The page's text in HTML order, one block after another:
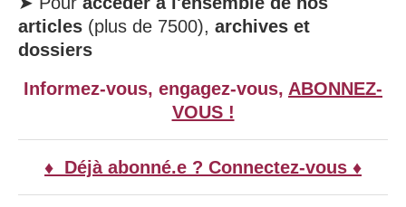
articles (plus de 7500), archives et
dossiers
Informez-vous, engagez-vous, ABONNEZ-
VOUS !
♦ Déjà abonné.e ? Connectez-vous ♦